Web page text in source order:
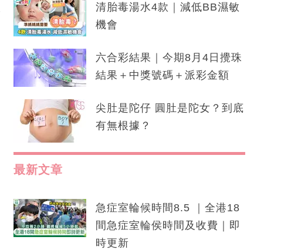
清胎毒湯水4款｜減低BB濕敏
機會
六合彩結果｜今期8月4日攪珠
結果＋中獎號碼＋派彩金額
尖肚是陀仔 圓肚是陀女？到底
有無根據？
最新文章
急症室輪候時間8.5 ｜全港18
間急症室輪侯時間及收費｜即
時更新